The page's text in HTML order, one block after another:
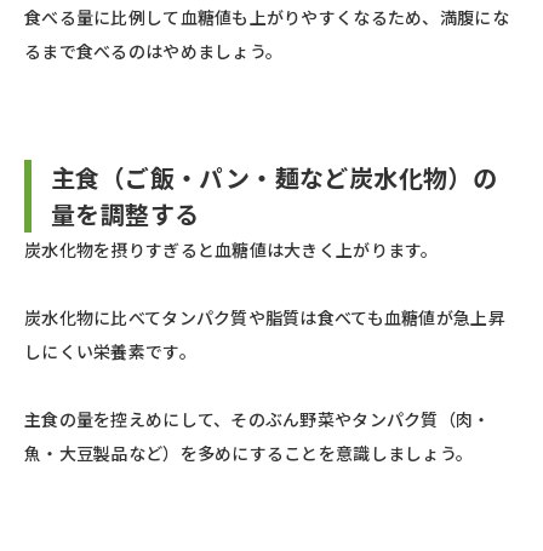
食べる量に比例して血糖値も上がりやすくなるため、満腹にな
るまで食べるのはやめましょう。
主食（ご飯・パン・麺など炭水化物）の
量を調整する
炭水化物を摂りすぎると血糖値は大きく上がります。
炭水化物に比べてタンパク質や脂質は食べても血糖値が急上昇
しにくい栄養素です。
主食の量を控えめにして、そのぶん野菜やタンパク質（肉・
魚・大豆製品など）を多めにすることを意識しましょう。